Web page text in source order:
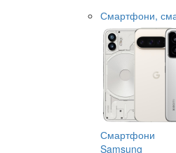
Смартфони,
Смартфони
Samsung